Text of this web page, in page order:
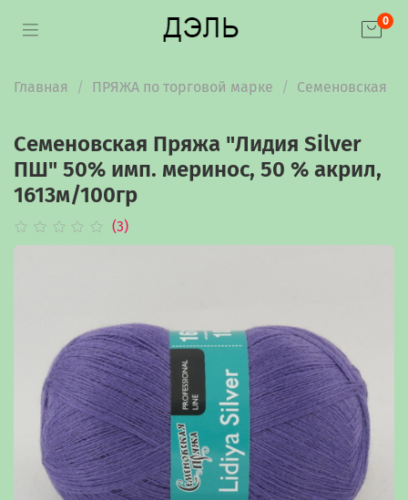
0
Главная ПРЯЖА по торговой марке Семеновская
Семеновская Пряжа "Лидия Silver
ПШ" 50% имп. меринос, 50 % акрил,
1613м/100гр
(3)